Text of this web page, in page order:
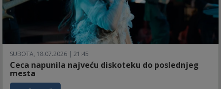
SUBOTA, 18.07.2026 | 21:45
Ceca napunila najveću diskoteku do poslednjeg
mesta